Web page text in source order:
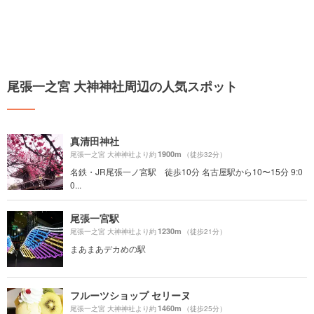
尾張一之宮 大神神社周辺の人気スポット
真清田神社
尾張一之宮 大神神社より約1900m （徒歩32分）
名鉄・JR尾張一ノ宮駅 徒歩10分 名古屋駅から10〜15分 9:0
0...
尾張一宮駅
尾張一之宮 大神神社より約1230m （徒歩21分）
まあまあデカめの駅
フルーツショップ セリーヌ
尾張一之宮 大神神社より約1460m （徒歩25分）